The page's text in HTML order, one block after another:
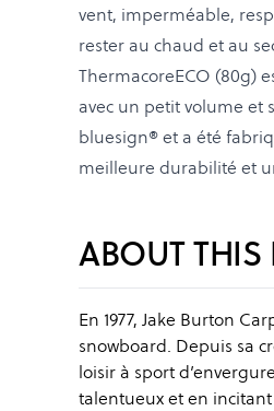
vent, imperméable,
rester au chaud et au
ThermacoreECO (80g)
avec un petit volume et
bluesign® et a été
meilleure durabilité et
ABOUT THIS
En 1977, Jake Burton
snowboard. Depuis sa
loisir à sport
talentueux et en